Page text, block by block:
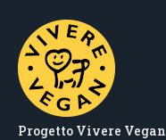
Progetto Vivere Vegan